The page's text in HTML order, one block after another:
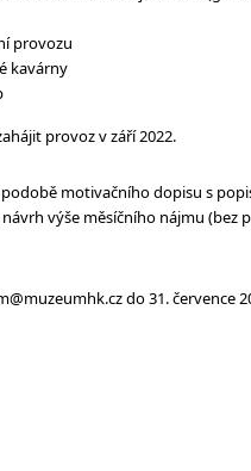
provozu
kavárny
provoz v září 2022.
motivačního dopisu s
výše měsíčního nájmu (bez
do 31. července